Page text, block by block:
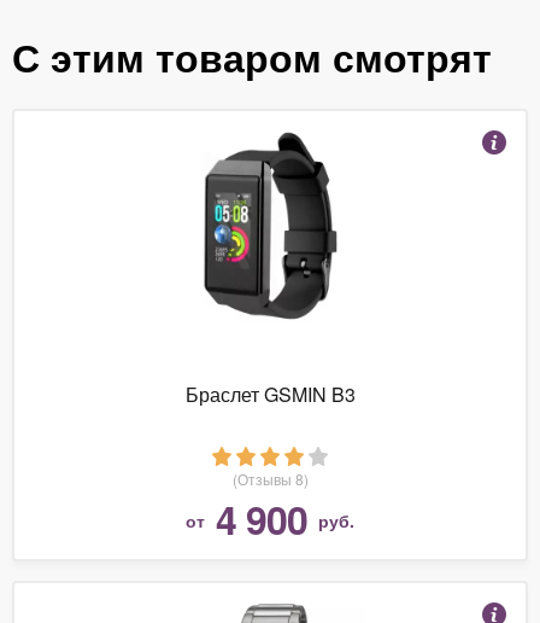
С этим товаром смотрят
Браслет GSMIN B3
(Отзывы 8)
от 4 900 руб.